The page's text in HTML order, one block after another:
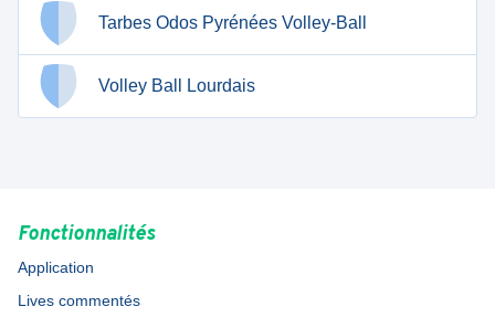
Tarbes Odos Pyrénées Volley-Ball
Volley Ball Lourdais
Fonctionnalités
Application
Lives commentés